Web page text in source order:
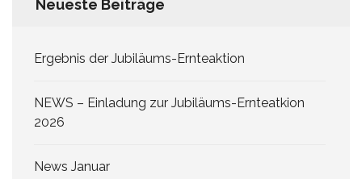
Neueste Beiträge
Ergebnis der Jubiläums-Ernteaktion
NEWS – Einladung zur Jubiläums-Ernteatkion
2026
News Januar